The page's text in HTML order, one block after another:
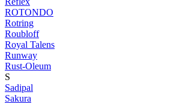
ROTONDO
Rotring
Roubloff
Royal Talens
Runway
Rust-Oleum
S
Sadipal
Sakura